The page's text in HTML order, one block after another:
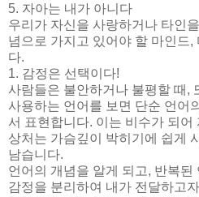
5. 자아는 내가 아니다
우리가 자신을 사랑하거나 타인
념으로 가지고 있어야 할 마인드,
다.
1. 감정은 선택이다!
사람들은 불안하거나 불평할 때,
사용하는 언어를 보면 단순 언어
서 표현합니다. 이는 비수가 되어
상처는 가슴깊이 박히기에 쉽게
남습니다.
언어의 개념을 알게 되고, 반복된
감정을 분리하여 내가 전달하고